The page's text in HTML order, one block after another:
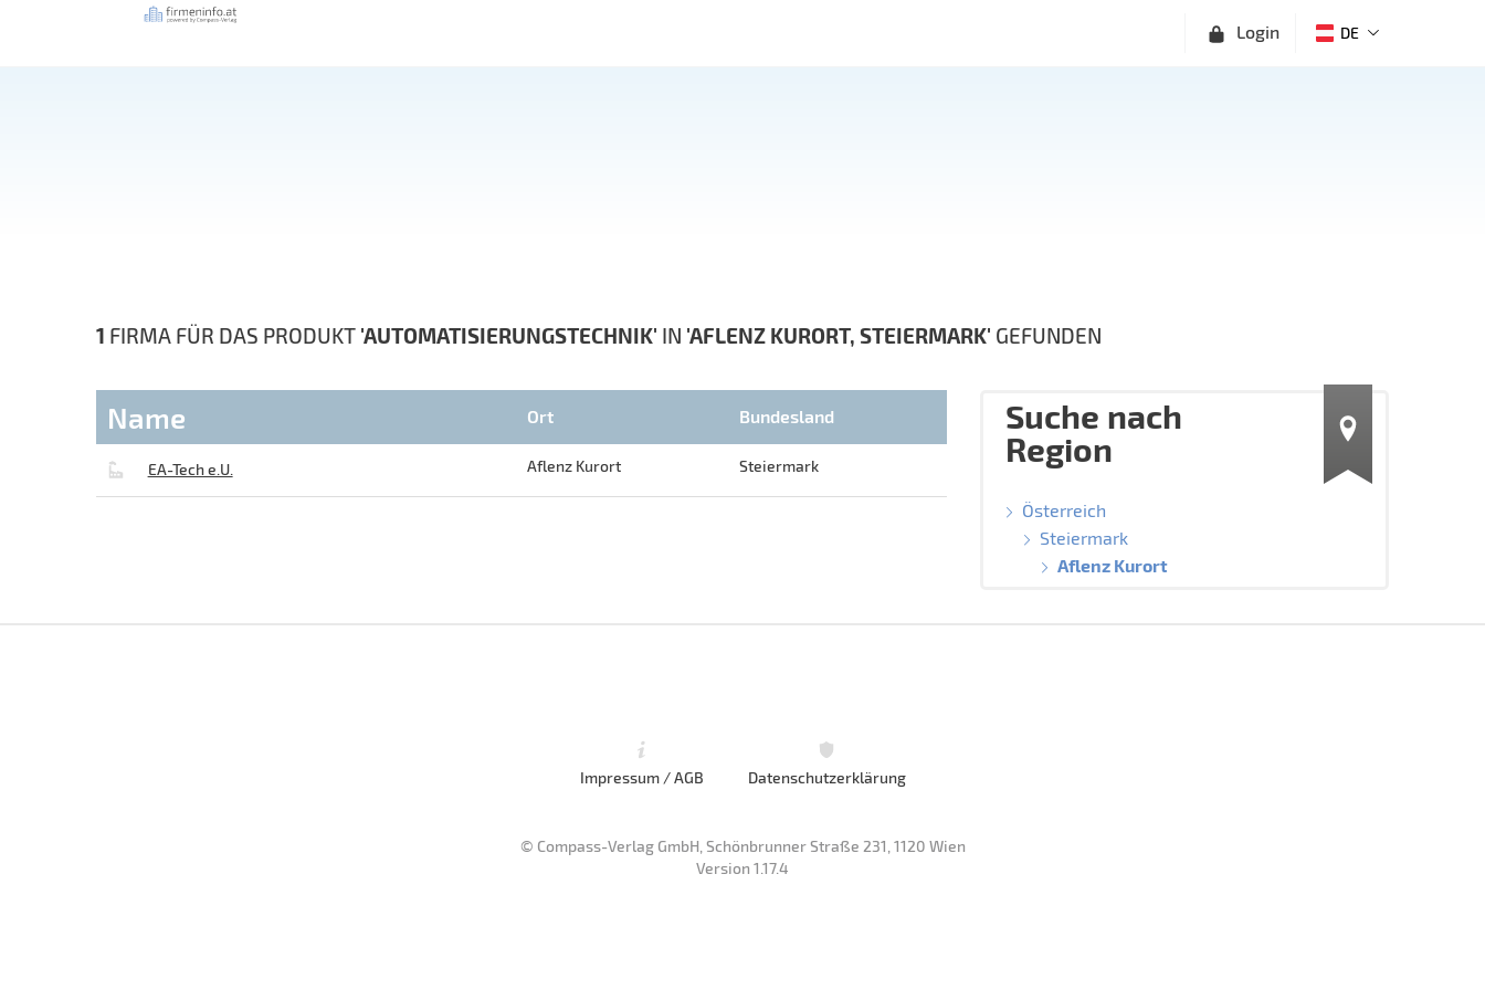
Login DE
1 FIRMA FÜR DAS PRODUKT 'AUTOMATISIERUNGSTECHNIK' IN 'AFLENZ KURORT, STEIERMARK' GEFUNDEN
Name Ort Bundesland
EA-Tech e.U. Aflenz Kurort Steiermark
Suche nach
Region
Österreich
Steiermark
Aflenz Kurort
Impressum / AGB Datenschutzerklärung
© Compass-Verlag GmbH, Schönbrunner Straße 231, 1120 Wien
Version 1.17.4